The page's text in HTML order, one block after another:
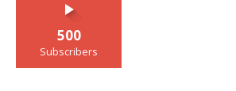
500
Subscribers